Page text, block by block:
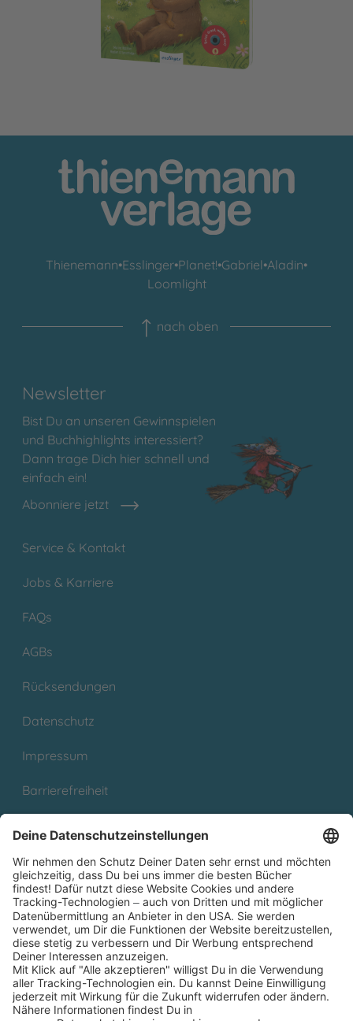
Thienemann•Esslinger•Planet!•Gabriel•Aladin•
Loomlight
nach oben
Newsletter
Bist Du an unseren Gewinnspielen
und Buchhighlights interessiert?
Dann trage Dich hier schnell und
einfach ein!
Abonniere jetzt
Service & Kontakt
Jobs & Karriere
FAQs
AGBs
Rücksendungen
Datenschutz
Impressum
Barrierefreiheit
Partnerprogramm (Affiliate)
Folge uns auf
* Versandkostenfrei ab 9,00 € Bestellwert innerhalb
Deutschlands